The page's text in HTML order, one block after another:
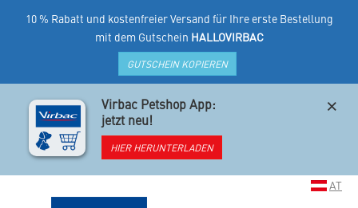
10 % Rabatt und kostenfreier Versand für Ihre erste Bestellung
mit dem Gutschein HALLOVIRBAC
GUTSCHEIN KOPIEREN
Virbac Petshop App:
jetzt neu!
HIER HERUNTERLADEN
×
AT